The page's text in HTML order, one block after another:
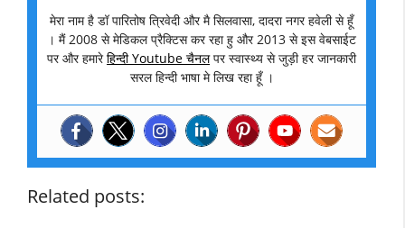
मेरा नाम है डॉ पारितोष त्रिवेदी और मै सिलवासा, दादरा नगर हवेली से हूँ
। मैं 2008 से मेडिकल प्रैक्टिस कर रहा हु और 2013 से इस वेबसाईट
पर और हमारेहिन्दी Youtube चैनलपर स्वास्थ्य से जुड़ी हर जानकारी
सरल हिन्दी भाषा मे लिख रहा हूँ ।
Related posts: